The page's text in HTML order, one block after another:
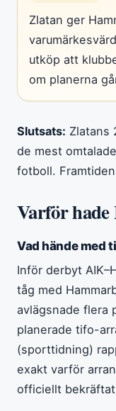
Zlatan ger
utköp att
om planerna
Slutsats: Zlatans
de mest
fotboll.
Varför hade
Vad hände med
Inför derbyt
tåg med
avlägsnade flera
planerade tifo-
(sporttidning)
exakt varför
officiellt